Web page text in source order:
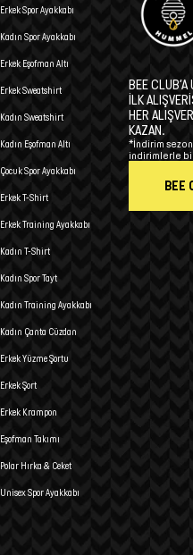
Erkek Spor Ayakkabı
Kadın Spor Ayakkabı
Erkek Eşofman Altı
Erkek Sweatshirt
Kadın Sweatshirt
Kadın Eşofman Altı
Çocuk Spor Ayakkabı
Erkek T-Shirt
Erkek Training Ayakkabı
Kadın T-Shirt
Kadın Spor Tayt
Kadın Training Ayakkabı
Kadın Çanta Cüzdan
Erkek Yüzme Şortu
Erkek Şort
Erkek Krampon
Eşofman Takımı
Polar Hırka & Ceket
Unisex Spor Ayakkabı
BEE CLUB’A
İLK
HER
KAZAN.
*İndirim
indirimlerle
BEE